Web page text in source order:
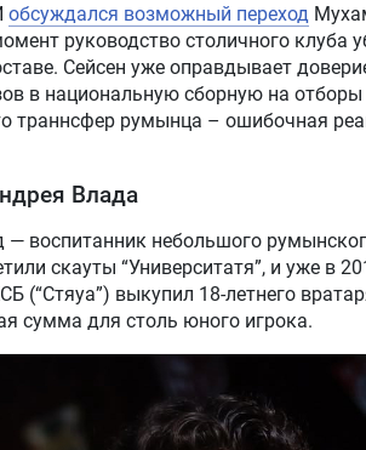
обсуждался возможный переход
руководство столичного клуба
Сейсен уже оправдывает
в национальную сборную на
траннсфер румынца – ошибочная
Влада
воспитанник небольшого
скауты “Университатя”, и уже в
(“Стяуа”) выкупил 18-летнего
сумма для столь юного игрока.